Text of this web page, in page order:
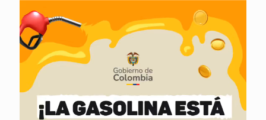
de
vídeo